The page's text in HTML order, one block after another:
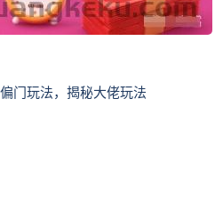
门玩法，揭秘大佬玩法